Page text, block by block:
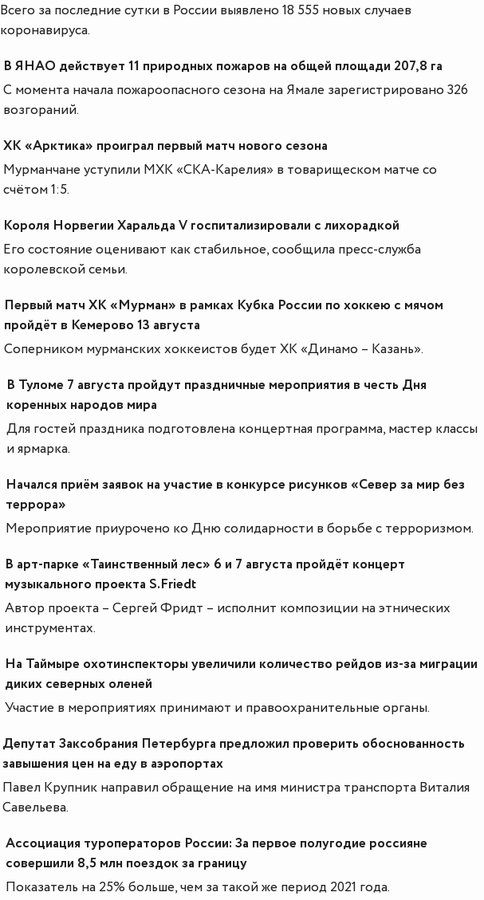
Всего за последние сутки в России выявлено 18 555 новых случаев
коронавируса.
В ЯНАО действует 11 природных пожаров на общей площади 207,8 га
С момента начала пожароопасного сезона на Ямале зарегистрировано 326
возгораний.
ХК «Арктика» проиграл первый матч нового сезона
Мурманчане уступили МХК «СКА-Карелия» в товарищеском матче со
счётом 1:5.
Короля Норвегии Харальда V госпитализировали с лихорадкой
Его состояние оценивают как стабильное, сообщила пресс-служба
королевской семьи.
Первый матч ХК «Мурман» в рамках Кубка России по хоккею с мячом
пройдёт в Кемерово 13 августа
Соперником мурманских хоккеистов будет ХК «Динамо – Казань».
В Туломе 7 августа пройдут праздничные мероприятия в честь Дня
коренных народов мира
Для гостей праздника подготовлена концертная программа, мастер классы
и ярмарка.
Начался приём заявок на участие в конкурсе рисунков «Север за мир без
террора»
Мероприятие приурочено ко Дню солидарности в борьбе с терроризмом.
В арт-парке «Таинственный лес» 6 и 7 августа пройдёт концерт
музыкального проекта S.Friedt
Автор проекта – Сергей Фридт – исполнит композиции на этнических
инструментах.
На Таймыре охотинспекторы увеличили количество рейдов из-за миграции
диких северных оленей
Участие в мероприятиях принимают и правоохранительные органы.
Депутат Заксобрания Петербурга предложил проверить обоснованность
завышения цен на еду в аэропортах
Павел Крупник направил обращение на имя министра транспорта Виталия
Савельева.
Ассоциация туроператоров России: За первое полугодие россияне
совершили 8,5 млн поездок за границу
Показатель на 25% больше, чем за такой же период 2021 года.